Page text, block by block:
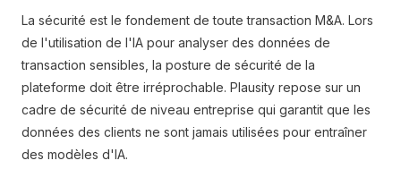
La sécurité est le fondement de toute transaction M&A. Lors
de l'utilisation de l'IA pour analyser des données de
transaction sensibles, la posture de sécurité de la
plateforme doit être irréprochable. Plausity repose sur un
cadre de sécurité de niveau entreprise qui garantit que les
données des clients ne sont jamais utilisées pour entraîner
des modèles d'IA.